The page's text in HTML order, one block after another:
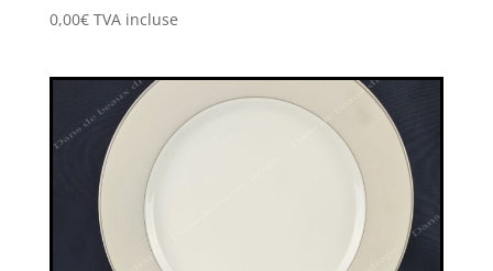
0,00€ TVA incluse